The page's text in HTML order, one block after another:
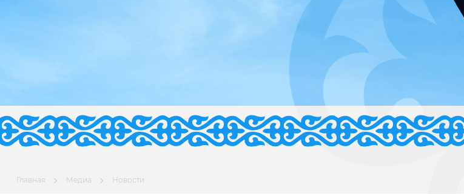
Главная Медиа Новости